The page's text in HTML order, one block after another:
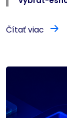
Čítať viac